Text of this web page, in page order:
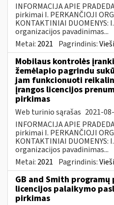
INFORMACIJA APIE
pirkimai I. PERKANČIOJI
KONTAKTINIAI DUOMENYS:
organizacijos pavadinimas...
Metai: 2021 Pagrindinis:
Mobilaus kontrolės
žemėlapio pagrindu
jam funkcionuoti
įrangos licencijos
pirkimas
Web turinio sąrašas 2021-
INFORMACIJA APIE
pirkimai I. PERKANČIOJI
KONTAKTINIAI DUOMENYS:
organizacijos pavadinimas...
Metai: 2021 Pagrindinis:
GB and Smith
licencijos palaikymo
pirkimas